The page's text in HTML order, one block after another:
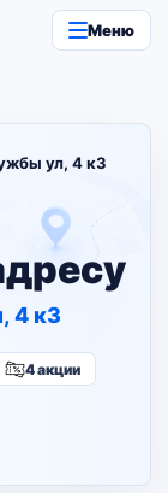
Меню
ул, 4 к3
4 к3
4 акции